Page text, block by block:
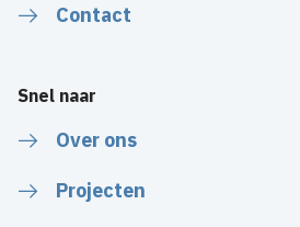
Contact
Snel naar
Over ons
Projecten